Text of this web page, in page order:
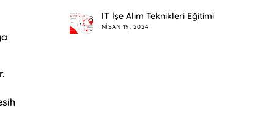
IT İşe Alım Teknikleri Eğitimi
NISAN 19, 2024